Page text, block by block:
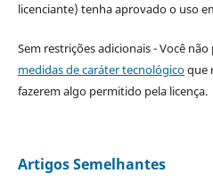
licenciante) tenha aprovado o uso
Sem restrições adicionais - Você
medidas de caráter tecnológicoque
fazerem algo permitido pela licença.
Artigos Semelhantes